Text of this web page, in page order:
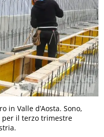
in Valle d’Aosta. Sono,
il terzo trimestre